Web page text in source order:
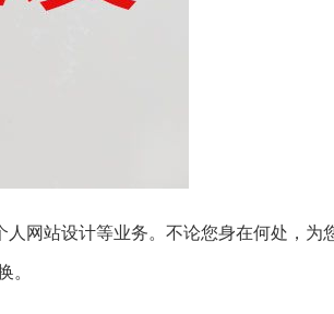
网站设计等业务。不论您身在何处，为
。